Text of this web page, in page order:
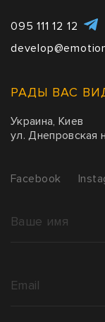
095 111 12 12
РАДЫ ВАС
Украина, Киев
ул. Днепровская
Facebook